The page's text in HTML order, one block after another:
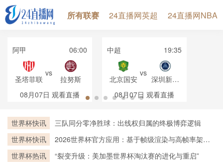
所有联赛 24直播网英超 24直播网NBA
阿甲 06:00
圣塔菲联
vs
拉努斯
08月07日 观看直播
中超 19:35
北京国安
vs
深圳新鹏
城
08月07日 观看直播
世界杯快讯
三队同分零净胜球：出线权归属的终极博弈逻辑
世界杯快讯
2026世界杯官方应用：基于帧级渲染与高帧率架构
世界杯热讯
“裂变升级：美加墨世界杯淘汰赛的进化与重启”